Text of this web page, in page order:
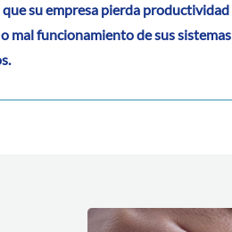
su empresa pierda productividad
mal funcionamiento de sus sistemas